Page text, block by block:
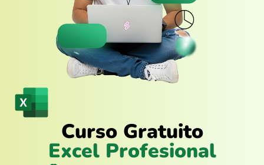
Curso Gratuito
Excel Profesional